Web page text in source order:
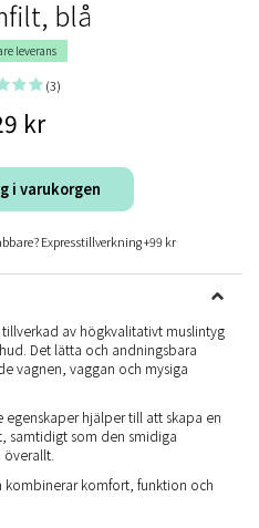
blå
leverans
(3)
kr
i varukorgen
Expresstillverkning +99 kr
av högkvalitativt muslintyg
Det lätta och andningsbara
vagnen, vaggan och mysiga
hjälper till att skapa en
samtidigt som den smidiga
kombinerar komfort, funktion och